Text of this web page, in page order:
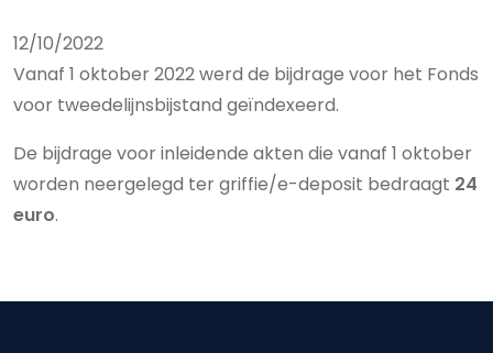
12/10/2022
Vanaf 1 oktober 2022 werd de bijdrage voor het Fonds
voor tweedelijnsbijstand geïndexeerd.
De bijdrage voor inleidende akten die vanaf 1 oktober
worden neergelegd ter griffie/e-deposit bedraagt 24
euro.